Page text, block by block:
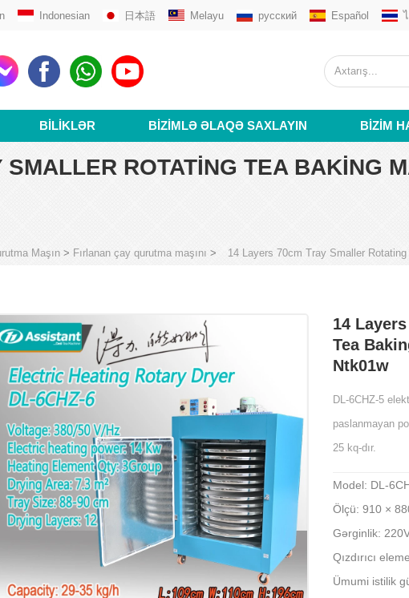
Indonesian 日本語 Melayu русский Español
BILIKLƏR BIZIMLƏ ƏLAQƏ SAXLAYIN BIZIM
SMALLER ROTATING TEA BAKING
Maşın > Fırlanan çay qurutma maşını > 14 Layers 70cm Tray Smaller
14
Tea
Ntk01w
DL-6CHZ-5
paslanmayan
25 kq-dır.
Model: DL-
Ölçü: 910 ×
Gərginlik:
Qızdırıcı
Ümumi istilik